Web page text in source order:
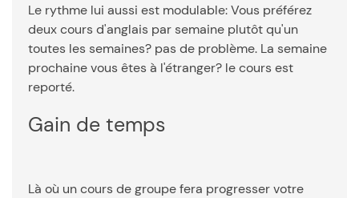
Le rythme lui aussi est modulable: Vous préférez
deux cours d'anglais par semaine plutôt qu'un
toutes les semaines? pas de problème. La semaine
prochaine vous êtes à l'étranger? le cours est
reporté.
Gain de temps
Là où un cours de groupe fera progresser votre